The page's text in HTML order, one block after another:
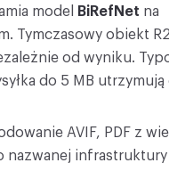
model BiRefNet na
Tymczasowy obiekt
od wyniku.
do 5 MB
AVIF, PDF z
nazwanej infrastruktury